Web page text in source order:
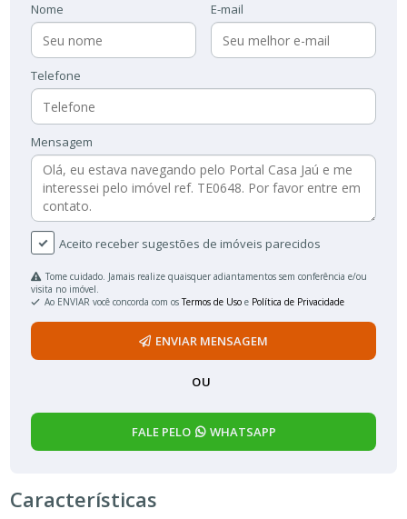
Nome E-mail
Telefone
Mensagem
Aceito receber sugestões de imóveis parecidos
Tome cuidado. Jamais realize quaisquer adiantamentos sem conferência e/ou
visita no imóvel.
Ao ENVIAR você concorda com osTermos de Uso e Política de Privacidade
ENVIAR MENSAGEM
OU
FALE PELO WHATSAPP
Características